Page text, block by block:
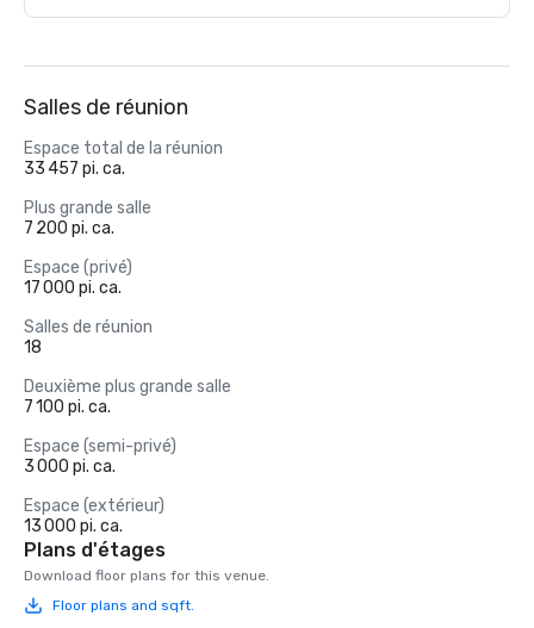
Salles de réunion
Espace total de la réunion
33 457 pi. ca.
Plus grande salle
7 200 pi. ca.
Espace (privé)
17 000 pi. ca.
Salles de réunion
18
Deuxième plus grande salle
7 100 pi. ca.
Espace (semi-privé)
3 000 pi. ca.
Espace (extérieur)
13 000 pi. ca.
Plans d'étages
Download floor plans for this venue.
Floor plans and sqft.